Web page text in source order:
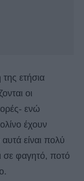
ετήσια
οι
ενώ
έχουν
είναι πολύ
σε φαγητό, ποτό